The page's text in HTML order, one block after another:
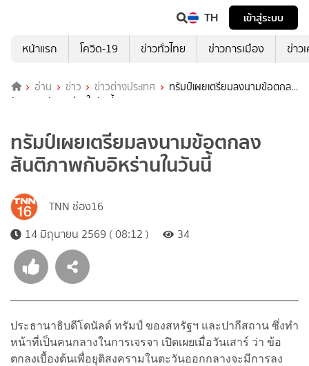
TH
เข้าสู่ระบบ
หน้าแรก
โควิด-19 ข่าวทั่วไทย ข่าวการเมือง ข่าว
อ่าน ข่าว ข่าวต่างประเทศ
ทรัมป์เผยเตรียมลงนามข้อตกลง
สันติภาพกับอิหร่านในวันนี้
ทรัมป์เผยเตรียมลงนามข้อตกลง
สันติภาพกับอิหร่านในวันนี้
TNN ช่อง16
14 มิถุนายน 2569 ( 08:12 )
34
ประธานาธิบดีโดนัลด์ ทรัมป์ ของสหรัฐฯ และปากีสถาน ซึ่งทำ
หน้าที่เป็นคนกลางในการเจรจา เปิดเผยเมื่อวันเสาร์ ว่า ข้อ
ตกลงเบื้องต้นเพื่อยุติสงครามในตะวันออกกลางจะมีการลง